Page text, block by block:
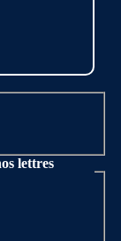
lettres